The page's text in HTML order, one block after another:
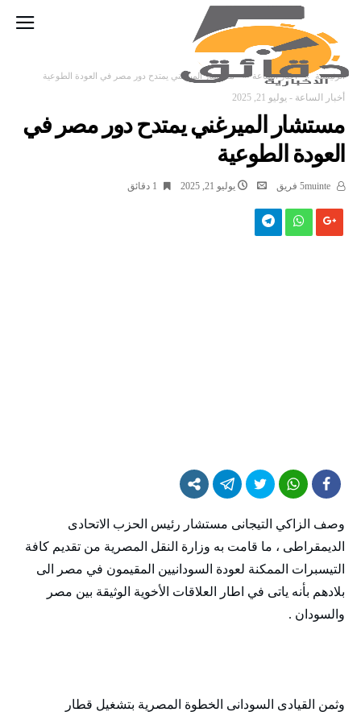
‫الرئيسية‬ أخبار الساعة مستشار الميرغني يمتدح دور مصر في العودة الطوعية
أخبار الساعة - يوليو 21, 2025
مستشار الميرغني يمتدح دور مصر في
العودة الطوعية
يوليو 21, 2025 1 ‫دقائق‬
وصف الزاكي التيجانى مستشار رئيس الحزب الاتحادى
الديمقراطى ، ما قامت به وزارة النقل المصرية من تقديم كافة
التيسبرات الممكنة لعودة السودانيين المقيمون في مصر الى
بلادهم بأنه ياتى في اطار العلاقات الأخوية الوثيقة بين مصر
والسودان .
وثمن القيادى السودانى الخطوة المصرية بتشغيل قطار